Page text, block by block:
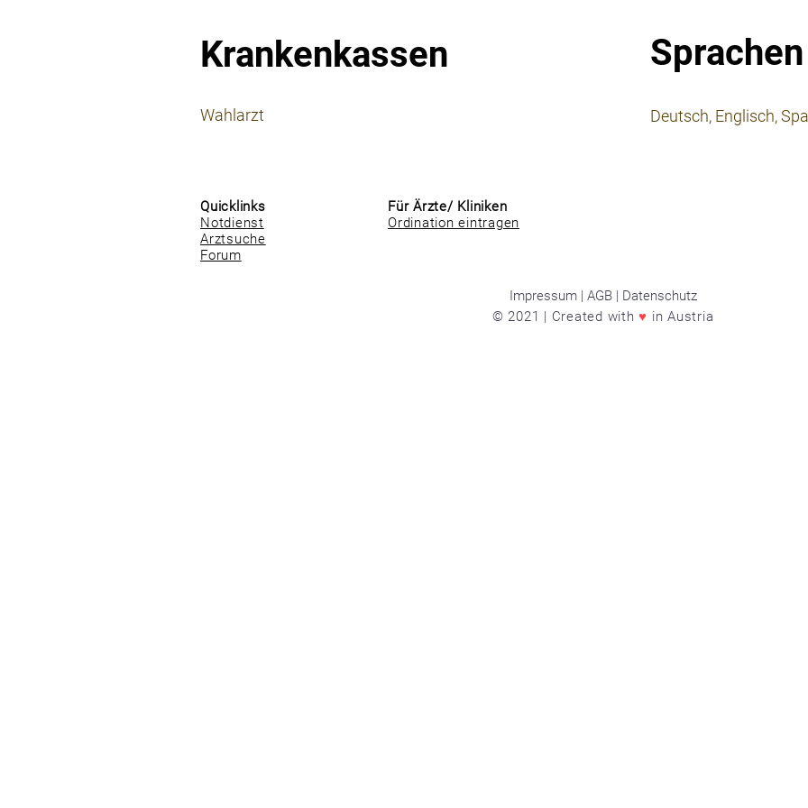
Krankenkassen
Wahlarzt
Sprachen
Deutsch, Englisch,
Quicklinks
Notdienst
Arztsuche
Forum
Für Ärzte/ Kliniken
Ordination eintragen
Impressum | AGB | Datenschutz
© 2021 | Created with♥ in Austria